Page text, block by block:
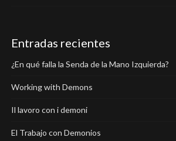
Entradas recientes
¿En qué falla la Senda de la Mano Izquierda?
Working with Demons
Il lavoro con i demoni
El Trabajo con Demonios